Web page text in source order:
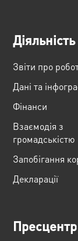
Діяльність
Звіти про
Дані та
Фінанси
Взаємодія з
громадськістю
Запобігання
Декларації
Пресцентр